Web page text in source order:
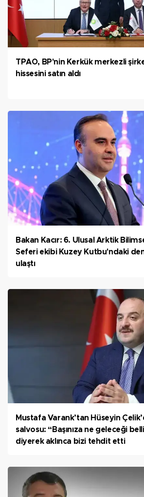
TPAO, BP'nin Kerkük merkezli
hissesini satın aldı
Bakan Kacır: 6. Ulusal Arktik
Seferi ekibi Kuzey Kutbu'ndaki
ulaştı
Mustafa Varank’tan Hüseyin
salvosu: “Başınıza ne geleceği
diyerek aklınca bizi tehdit etti